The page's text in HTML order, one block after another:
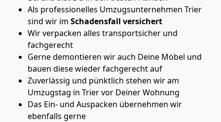
Als professionelles Umzugsunternehmen Trier
sind wir im Schadensfall versichert
Wir verpacken alles transportsicher und
fachgerecht
Gerne demontieren wir auch Deine Möbel und
bauen diese wieder fachgerecht auf
Zuverlässig und pünktlich stehen wir am
Umzugstag in Trier vor Deiner Wohnung
Das Ein- und Auspacken übernehmen wir
ebenfalls gerne